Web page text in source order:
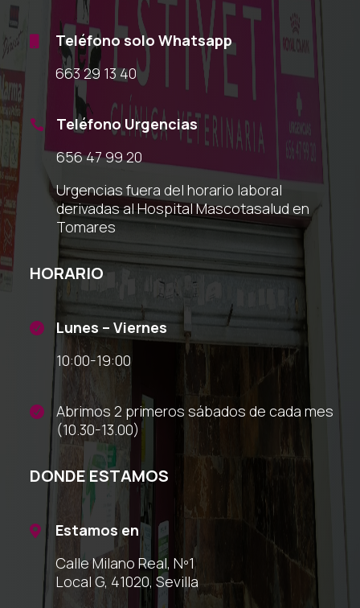
Teléfono solo Whatsapp
663 29 13 40

Teléfono Urgencias
656 47 99 20
Urgencias fuera del horario laboral
derivadas al Hospital Mascotasalud en
Tomares
HORARIO

Lunes – Viernes
10:00-19:00

Abrimos 2 primeros sábados de cada mes
(10.30-13.00)
DONDE ESTAMOS

Estamos en
Calle Milano Real, Nº1
Local G, 41020, Sevilla